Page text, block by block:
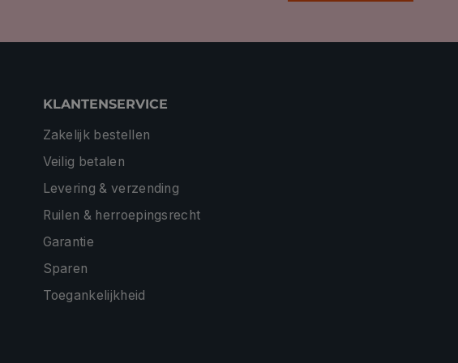
KLANTENSERVICE
Zakelijk bestellen
Veilig betalen
Levering & verzending
Ruilen & herroepingsrecht
Garantie
Sparen
Toegankelijkheid